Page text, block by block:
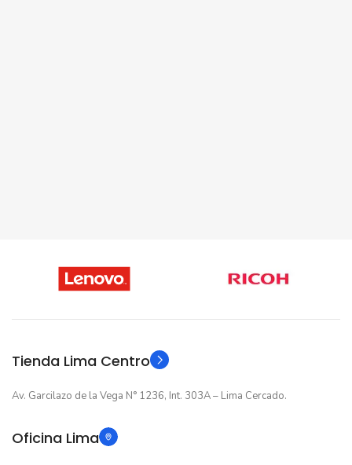
Tienda Lima Centro
Av. Garcilazo de la Vega N° 1236, Int. 303A – Lima Cercado.
Oficina Lima